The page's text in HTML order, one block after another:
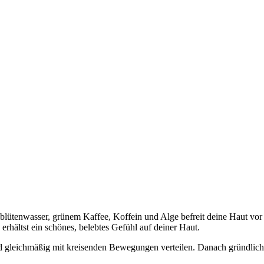
grünem Kaffee, Koffein und Alge befreit deine Haut vor
ein schönes, belebtes Gefühl auf deiner Haut.
mit kreisenden Bewegungen verteilen. Danach